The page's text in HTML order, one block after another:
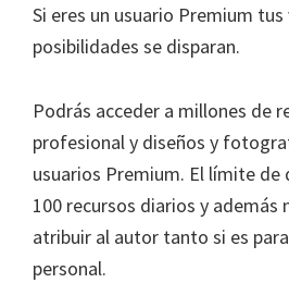
Si eres un usuario Premium
posibilidades se disparan.
Podrás acceder a millones de
profesional y diseños y
usuarios Premium. El límite de
100 recursos diarios y además
atribuir al autor tanto si es
personal.